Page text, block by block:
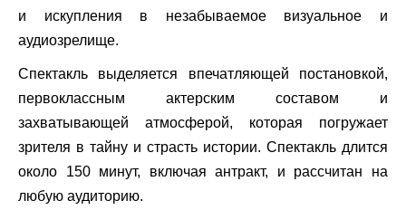
и искупления в незабываемое визуальное и
аудиозрелище.
Спектакль выделяется впечатляющей постановкой,
первоклассным актерским составом и
захватывающей атмосферой, которая погружает
зрителя в тайну и страсть истории. Спектакль длится
около 150 минут, включая антракт, и рассчитан на
любую аудиторию.